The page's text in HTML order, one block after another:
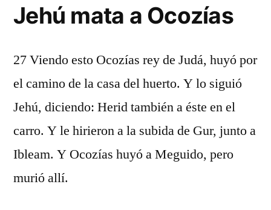
Jehú mata a Ocozías
27 Viendo esto Ocozías rey de Judá, huyó por
el camino de la casa del huerto. Y lo siguió
Jehú, diciendo: Herid también a éste en el
carro. Y le hirieron a la subida de Gur, junto a
Ibleam. Y Ocozías huyó a Meguido, pero
murió allí.